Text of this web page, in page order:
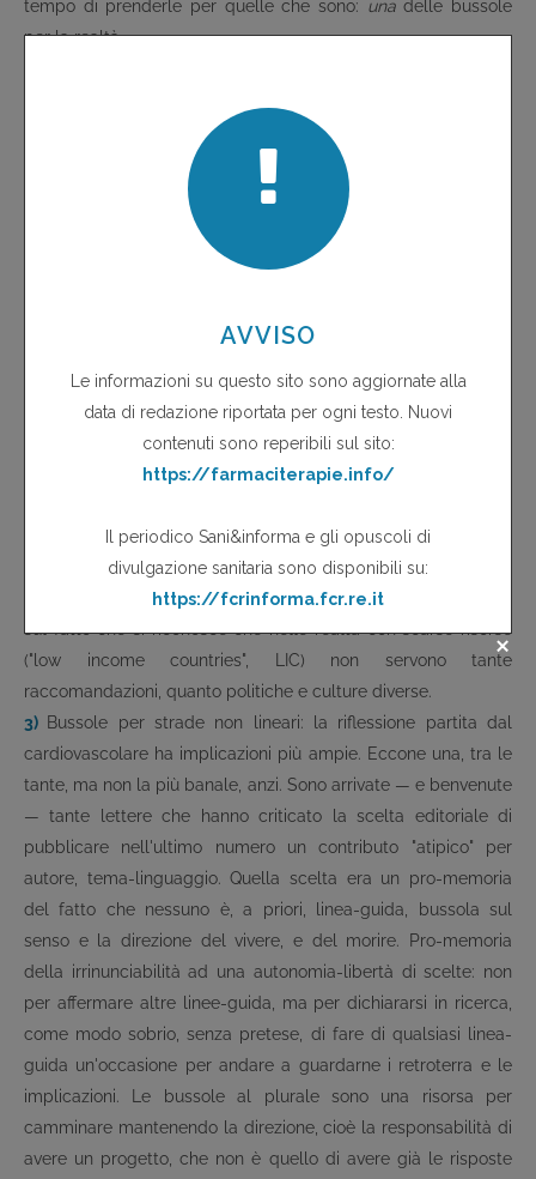
tempo di prenderle per quelle che sono: unadelle bussole
per la realtà.
obbedire a raccomandazioni, ma di essere coscienti che la
appropriatezza vera è quella dell'adottare ciò che non si sa,
per ricercare-sperimentare nella realtà di tutti i giorni le
soluzioni, non empiriche, "controllate" per quello specifico
problema. Il discorso non è certo nuovo su queste pagine:
critico che viene anche dalla letteratura "autorevole" (sono
tutti presenti, nella pur piccola bibliografia, i "grandi" giornali).
E' bene ricordarsi dei risultati "deludenti" delle ricerche
"europee", dal nome tanto promettente, Euroaspire, estese
lungo 12 anni a "valutare" dal di fuori e dall'alto le pratiche
aspetti sostanziali), invece che impegnarsi a sperimentare (sul
serio) la trasferibilità e la praticabilità. Come è bello
concordare — ma domandandosi il perché di tanto ritardo —
sul fatto che si riconosce che nelle realtà con scarse risorse
("low income countries", LIC) non servono tante
raccomandazioni, quanto politiche e culture diverse.
3) Bussole per strade non lineari: la riflessione partita dal
cardiovascolare ha implicazioni più ampie. Eccone una, tra le
tante, ma non la più banale, anzi. Sono arrivate — e benvenute
— tante lettere che hanno criticato la scelta editoriale di
pubblicare nell'ultimo numero un contributo "atipico" per
autore, tema-linguaggio. Quella scelta era un pro-memoria
del fatto che nessuno è, a priori, linea-guida, bussola sul
senso e la direzione del vivere, e del morire. Pro-memoria
della irrinunciabilità ad una autonomia-libertà di scelte: non
per affermare altre linee-guida, ma per dichiararsi in ricerca,
come modo sobrio, senza pretese, di fare di qualsiasi linea-
guida un'occasione per andare a guardarne i retroterra e le
implicazioni. Le bussole al plurale sono una risorsa per
camminare mantenendo la direzione, cioè la responsabilità di
avere un progetto, che non è quello di avere già le risposte